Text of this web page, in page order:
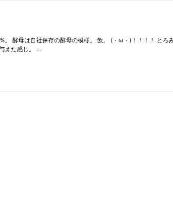
酵母は自社保存の酵母の模様。 飲。 (・ω・)！！！！ と
えた感じ。 …